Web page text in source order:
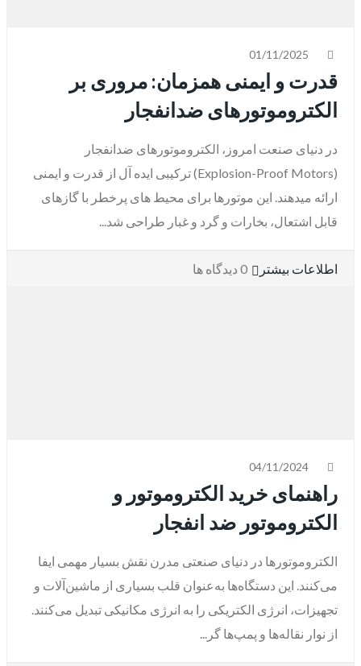
01/11/2025
قدرت و ایمنی همزمان: مروری بر
الکتروموتورهای ضدانفجار
در دنیای صنعت امروز، الکتروموتورهای ضدانفجار
(Explosion-Proof Motors) ترکیبی ایده‌ آل از قدرت و ایمنی
ارائه میدهند. این موتورها برای محیط‌ های پرخطر با گازهای
قابل اشتعال، بخارات و گرد و غبار طراحی شد...
0 دیدگاه ها اطلاعات بیشتر
04/11/2024
راهنمای خرید الکتروموتور و
الکتروموتور ضد انفجار
الکتروموتورها در دنیای صنعتی مدرن نقش بسیار مهمی ایفا
می‌کنند. این دستگاه‌ها به‌عنوان قلب بسیاری از ماشین‌آلات و
تجهیزات، انرژی الکتریکی را به انرژی مکانیکی تبدیل می‌کنند.
از نوار نقاله‌ها و پمپ‌ها گر...